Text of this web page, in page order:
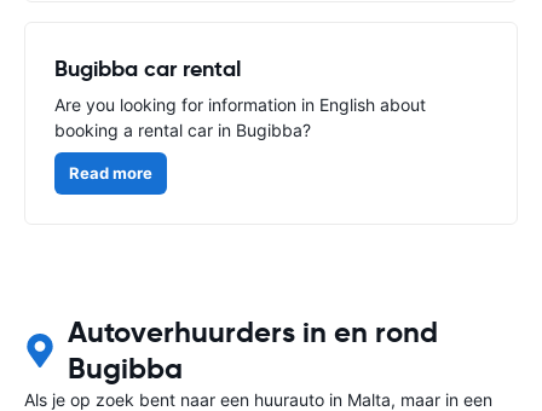
Bugibba car rental
Are you looking for information in English about
booking a rental car in Bugibba?
Read more
Autoverhuurders in en rond
Bugibba
Als je op zoek bent naar een huurauto in Malta, maar in een